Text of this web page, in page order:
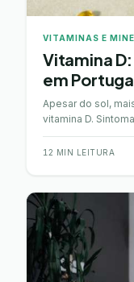
VITAMINAS E
Vitamina
em
Apesar do sol,
vitamina D.
quando fazer
12 MIN LEITURA